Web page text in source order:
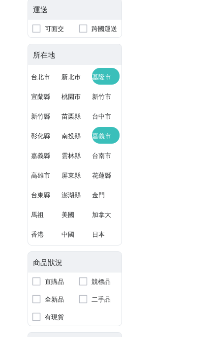
運送
可面交 跨國運送
所在地
台北市 新北市 基隆市
宜蘭縣 桃園市 新竹市
新竹縣 苗栗縣 台中市
彰化縣 南投縣 嘉義市
嘉義縣 雲林縣 台南市
高雄市 屏東縣 花蓮縣
台東縣 澎湖縣 金門
馬祖 美國 加拿大
香港 中國 日本
商品狀況
直購品
競標品
全新品
二手品
有現貨